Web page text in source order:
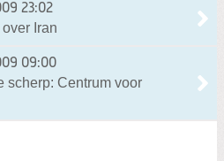
23:02
Iran
09:00
scherp: Centrum voor